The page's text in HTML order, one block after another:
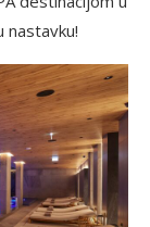
nastavku!